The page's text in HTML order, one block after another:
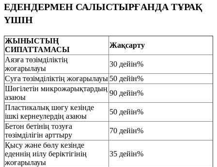
ЕДЕНДЕРМЕН САЛЫСТЫРҒАНДА ТҰРАҚ
ҮШІН
ЖЫНЫСТЫҢ
СИПАТТАМАСЫ
Жақсарту
Аязға төзімділіктің
жоғарылауы
30 дейін%
Суға төзімділіктің жоғарылауы 50 дейін%
Шөгілетін микрожарықтардың
азаюы
90 дейін%
Пластикалық шөгу кезінде
ішкі кернеулердің азаюы
50 дейін%
Бетон бетінің тозуға
төзімділігін арттыру
70 дейін%
Қысу және бөлу кезінде
еденнің иілу беріктігінің
жоғарылауы
35 дейін%